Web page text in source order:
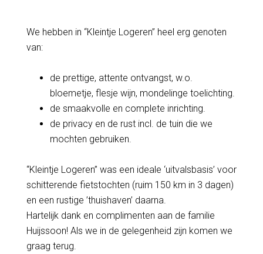
We hebben in “Kleintje Logeren” heel erg genoten
van:
de prettige, attente ontvangst, w.o.
bloemetje, flesje wijn, mondelinge toelichting.
de smaakvolle en complete inrichting.
de privacy en de rust incl. de tuin die we
mochten gebruiken.
“Kleintje Logeren” was een ideale ‘uitvalsbasis’ voor
schitterende fietstochten (ruim 150 km in 3 dagen)
en een rustige ’thuishaven’ daarna.
Hartelijk dank en complimenten aan de familie
Huijssoon! Als we in de gelegenheid zijn komen we
graag terug.